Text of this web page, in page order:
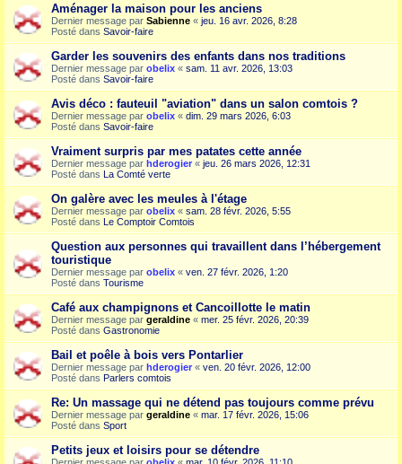
Aménager la maison pour les anciens
Dernier message par Sabienne « jeu. 16 avr. 2026, 8:28
Posté dans Savoir-faire
Garder les souvenirs des enfants dans nos traditions
Dernier message par obelix « sam. 11 avr. 2026, 13:03
Posté dans Savoir-faire
Avis déco : fauteuil "aviation" dans un salon comtois ?
Dernier message par obelix « dim. 29 mars 2026, 6:03
Posté dans Savoir-faire
Vraiment surpris par mes patates cette année
Dernier message par hderogier « jeu. 26 mars 2026, 12:31
Posté dans La Comté verte
On galère avec les meules à l'étage
Dernier message par obelix « sam. 28 févr. 2026, 5:55
Posté dans Le Comptoir Comtois
Question aux personnes qui travaillent dans l’hébergement
touristique
Dernier message par obelix « ven. 27 févr. 2026, 1:20
Posté dans Tourisme
Café aux champignons et Cancoillotte le matin
Dernier message par geraldine « mer. 25 févr. 2026, 20:39
Posté dans Gastronomie
Bail et poêle à bois vers Pontarlier
Dernier message par hderogier « ven. 20 févr. 2026, 12:00
Posté dans Parlers comtois
Re: Un massage qui ne détend pas toujours comme prévu
Dernier message par geraldine « mar. 17 févr. 2026, 15:06
Posté dans Sport
Petits jeux et loisirs pour se détendre
Dernier message par obelix « mar. 10 févr. 2026, 11:10